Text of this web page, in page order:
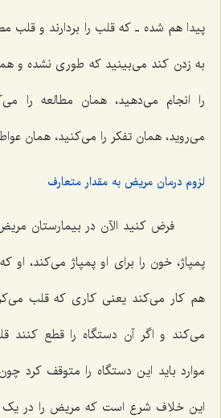
پیدا هم شده ـ که قلب را بردارند و قلب
به زدن کند می‌بینید که طورى نشده و
را انجام مى‌دهید، همان مطالعه را
مى‌روید، همان تفکر را مى‌کنید، همان
لزوم درمان مریض به مقدار متعارف
فرض کنید الآن در بیمارستان
پمپاژ، خون را براى او پمپاژ مى‌کند،
هم کار مى‌کند یعنى کارى که قلب مى‌کرد
مى‌کند و اگر آن دستگاه را قطع کنند
موارد باید این دستگاه را متوقف کرد
این خلاف‌ شرع است که مریض را در یک